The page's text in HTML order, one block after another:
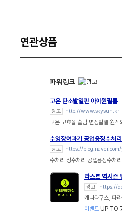
연관상품
파워링크
고온 탄소발열판 아이원필름
광고 http://www.skysun.kr
고온 고효율 슬림 면상발열 원
수영장여과기 공업용정수처리
광고 https://
수처리 정수처리 공업용정수처
라스트 역시즌
광고 https://
캐나다구스, 파
이벤트 UP TO